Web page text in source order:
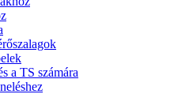
a TS számára